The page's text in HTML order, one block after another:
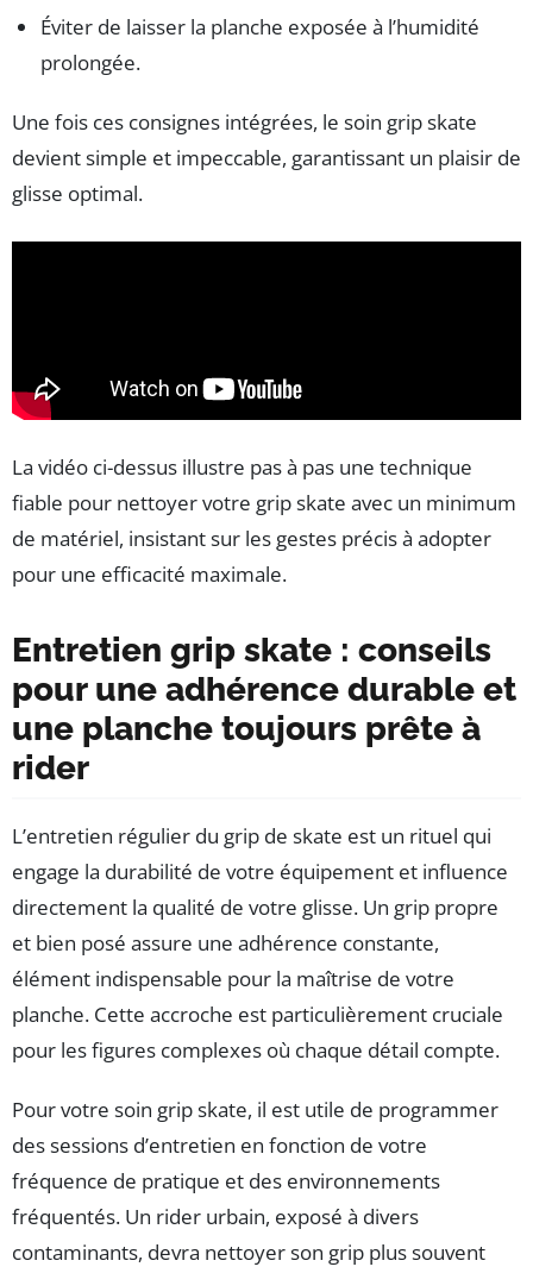
Éviter de laisser la planche exposée à l’humidité
prolongée.
Une fois ces consignes intégrées, le soin grip skate
devient simple et impeccable, garantissant un plaisir de
glisse optimal.
La vidéo ci-dessus illustre pas à pas une technique
fiable pour nettoyer votre grip skate avec un minimum
de matériel, insistant sur les gestes précis à adopter
pour une efficacité maximale.
Entretien grip skate : conseils
pour une adhérence durable et
une planche toujours prête à
rider
L’entretien régulier du grip de skate est un rituel qui
engage la durabilité de votre équipement et influence
directement la qualité de votre glisse. Un grip propre
et bien posé assure une adhérence constante,
élément indispensable pour la maîtrise de votre
planche. Cette accroche est particulièrement cruciale
pour les figures complexes où chaque détail compte.
Pour votre soin grip skate, il est utile de programmer
des sessions d’entretien en fonction de votre
fréquence de pratique et des environnements
fréquentés. Un rider urbain, exposé à divers
contaminants, devra nettoyer son grip plus souvent